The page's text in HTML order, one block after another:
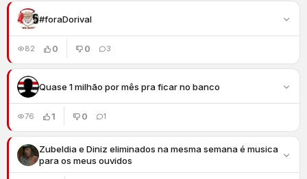
#foraDorival
82 0 0 3
Quase 1 milhão por mês pra ficar no banco
76 1 0 1
Zubeldia e Diniz eliminados na mesma semana é musica
para os meus ouvidos